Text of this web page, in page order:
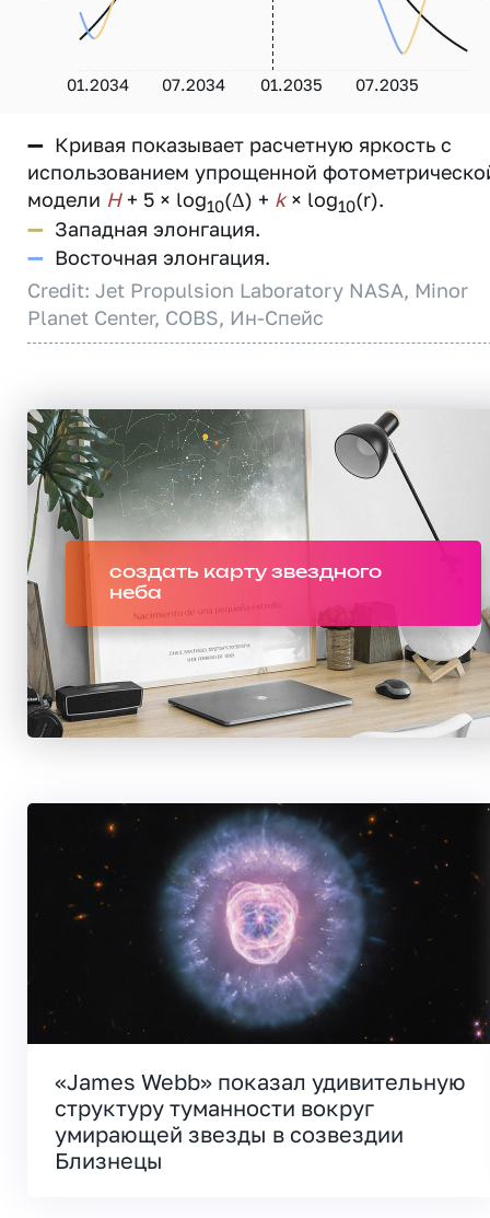
01.2034 07.2034 01.2035 07.2035
— Кривая показывает расчетную яркость с
использованием упрощенной
модели H+ 5 × log10(Δ) + k× log10(r).
— Западная элонгация.
— Восточная элонгация.
Credit: Jet Propulsion Laboratory NASA, Minor
Planet Center, COBS, Ин-Спейс
создать карту звездного
неба
«James Webb» показал удивительную
структуру туманности вокруг
умирающей звезды в созвездии
Близнецы